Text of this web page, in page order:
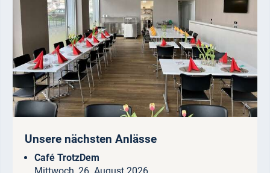
Unsere nächsten Anlässe
Café TrotzDem